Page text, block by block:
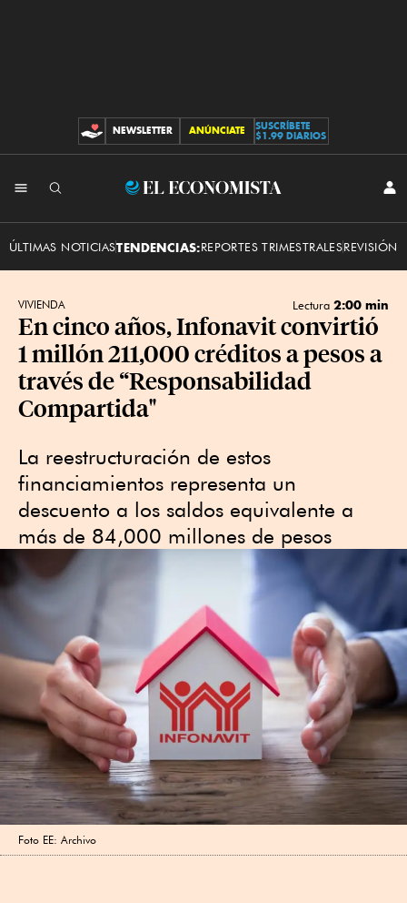
CONTRIBUCIONES
NEWSLETTER ANÚNCIATE
SUSCRÍBETE
$1.99 DIARIOS
El
ÚLTIMAS NOTICIASTENDENCIAS:REPORTES TRIMESTRALESREVISIÓN
VIVIENDA Lectura 2:00 min
En cinco años, Infonavit convirtió
1 millón 211,000 créditos a pesos a
través de “Responsabilidad
Compartida"
La reestructuración de estos
financiamientos representa un
descuento a los saldos equivalente a
más de 84,000 millones de pesos
Foto EE: Archivo